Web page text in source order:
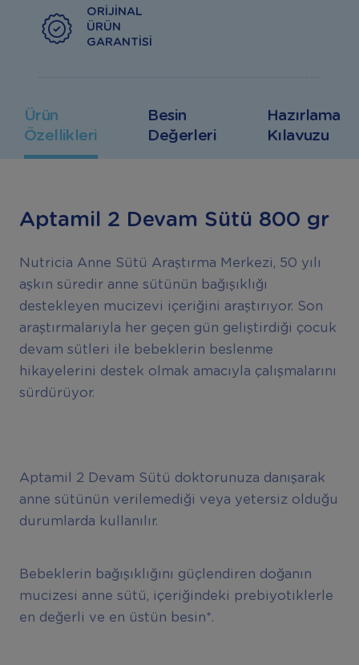
ORIJINAL
ÜRÜN
GARANTISI
Ürün
Özellikleri
Besin
Değerleri
Hazırlama
Kılavuzu
Aptamil 2 Devam Sütü 800 gr
Nutricia Anne Sütü Araştırma Merkezi, 50 yılı
aşkın süredir anne sütünün bağışıklığı
destekleyen mucizevi içeriğini araştırıyor. Son
araştırmalarıyla her geçen gün geliştirdiği çocuk
devam sütleri ile bebeklerin beslenme
hikayelerini destek olmak amacıyla çalışmalarını
sürdürüyor.
Aptamil 2 Devam Sütü doktorunuza danışarak
anne sütünün verilemediği veya yetersiz olduğu
durumlarda kullanılır.
Bebeklerin bağışıklığını güçlendiren doğanın
mucizesi anne sütü, içeriğindeki prebiyotiklerle
en değerli ve en üstün besin*.